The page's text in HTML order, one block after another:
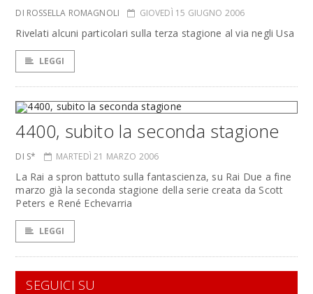
DI ROSSELLA ROMAGNOLI GIOVEDÌ 15 GIUGNO 2006
Rivelati alcuni particolari sulla terza stagione al via negli Usa
LEGGI
4400, subito la seconda stagione
DI S* MARTEDÌ 21 MARZO 2006
La Rai a spron battuto sulla fantascienza, su Rai Due a fine
marzo già la seconda stagione della serie creata da Scott
Peters e René Echevarria
LEGGI
SEGUICI SU